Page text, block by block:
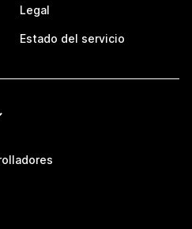
Legal
Estado del servicio